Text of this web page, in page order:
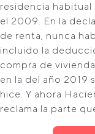
residencia habitual
el 2009. En la
de renta, nunca
incluido la
compra de
en la del año 2019
hice. Y ahora
reclama la parte